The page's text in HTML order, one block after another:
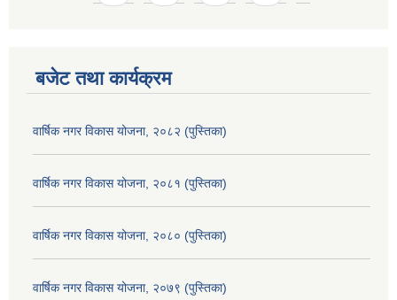
बजेट तथा कार्यक्रम
वार्षिक नगर विकास योजना, २०८२ (पुस्तिका)
वार्षिक नगर विकास योजना, २०८१ (पुस्तिका)
वार्षिक नगर विकास योजना, २०८० (पुस्तिका)
वार्षिक नगर विकास योजना, २०७९ (पुस्तिका)